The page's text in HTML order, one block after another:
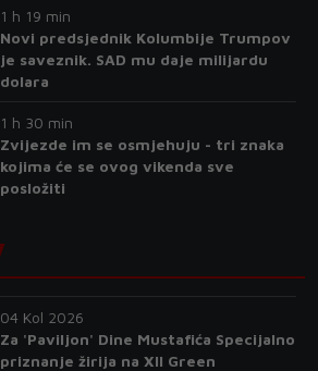
1 h 19 min
Novi predsjednik Kolumbije Trumpov
je saveznik. SAD mu daje milijardu
dolara
1 h 30 min
Zvijezde im se osmjehuju - tri znaka
kojima će se ovog vikenda sve
posložiti
04 Kol 2026
Za 'Paviljon' Dine Mustafića Specijalno
priznanje žirija na XII Green